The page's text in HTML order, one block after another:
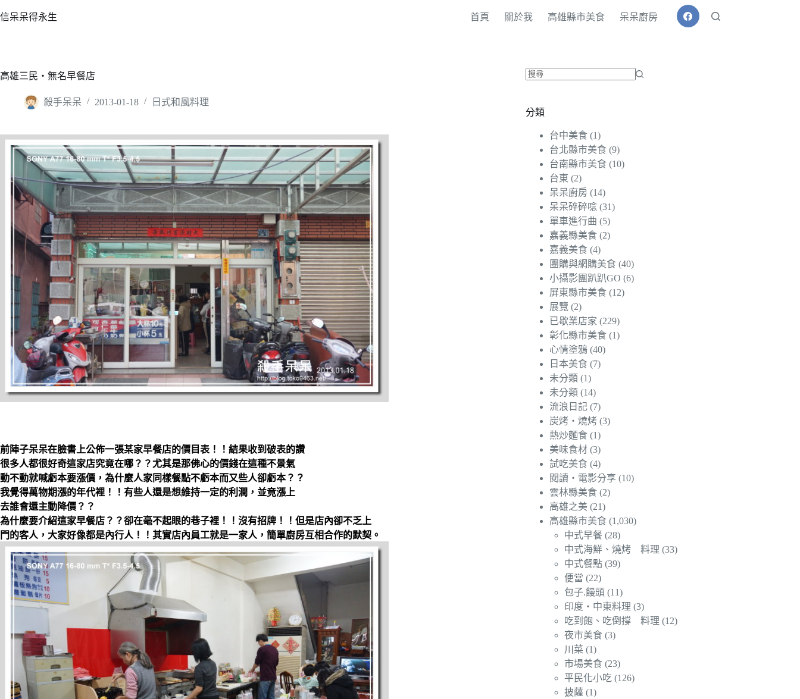
至
容
信呆呆得永生 首頁 關於我 高雄縣市美食 呆呆廚房
高雄三民‧無名早餐店
殺手呆呆 2013-01-18 日式和風料理
前陣子呆呆在臉書上公佈一張某家早餐店的價目表！！結果收到破表的讚
很多人都很好奇這家店究竟在哪？？尤其是那佛心的價錢在這種不景氣
動不動就喊虧本要漲價，為什麼人家同樣餐點不虧本而又些人卻虧本？？
我覺得萬物期漲的年代裡！！有些人還是想維持一定的利潤，並竟漲上
去誰會還主動降價？？
為什麼要介紹這家早餐店？？卻在毫不起眼的巷子裡！！沒有招牌！！但是店內卻不乏上
門的客人，大家好像都是內行人！！其實店內員工就是一家人，簡單廚房互相合作的默契。
到
分類
台中美食 (1)
台北縣市美食 (9)
台南縣市美食 (10)
台東 (2)
呆呆廚房 (14)
呆呆碎碎唸 (31)
單車進行曲 (5)
嘉義縣美食 (2)
嘉義美食 (4)
團購與網購美食 (40)
小攝影團趴趴GO (6)
屏東縣市美食 (12)
展覽 (2)
已歇業店家 (229)
彰化縣市美食 (1)
心情塗鴉 (40)
日本美食 (7)
未分類 (1)
未分類 (14)
流浪日記 (7)
炭烤‧燒烤 (3)
熱炒麵食 (1)
美味食材 (3)
試吃美食 (4)
閱讀‧電影分享 (10)
雲林縣美食 (2)
高雄之美 (21)
高雄縣市美食 (1,030)
中式早餐 (28)
中式海鮮、燒烤 料理 (33)
中式餐點 (39)
便當 (22)
包子.饅頭 (11)
印度‧中東料理 (3)
吃到飽、吃倒撐 料理 (12)
夜市美食 (3)
川菜 (1)
市場美食 (23)
平民化小吃 (126)
披薩 (1)